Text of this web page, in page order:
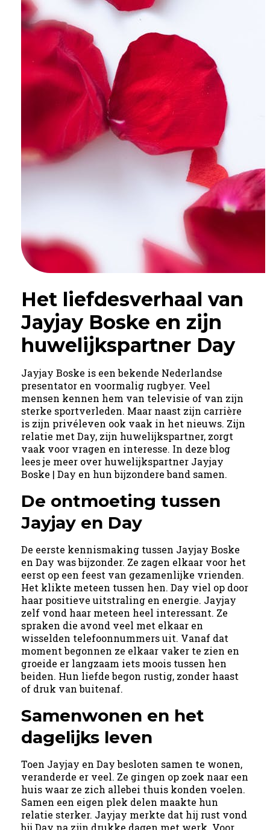
Het liefdesverhaal van
Jayjay Boske en zijn
huwelijkspartner Day
Jayjay Boske is een bekende Nederlandse
presentator en voormalig rugbyer. Veel
mensen kennen hem van televisie of van zijn
sterke sportverleden. Maar naast zijn carrière
is zijn privéleven ook vaak in het nieuws. Zijn
relatie met Day, zijn huwelijkspartner, zorgt
vaak voor vragen en interesse. In deze blog
lees je meer over huwelijkspartner Jayjay
Boske | Day en hun bijzondere band samen.
De ontmoeting tussen
Jayjay en Day
De eerste kennismaking tussen Jayjay Boske
en Day was bijzonder. Ze zagen elkaar voor het
eerst op een feest van gezamenlijke vrienden.
Het klikte meteen tussen hen. Day viel op door
haar positieve uitstraling en energie. Jayjay
zelf vond haar meteen heel interessant. Ze
spraken die avond veel met elkaar en
wisselden telefoonnummers uit. Vanaf dat
moment begonnen ze elkaar vaker te zien en
groeide er langzaam iets moois tussen hen
beiden. Hun liefde begon rustig, zonder haast
of druk van buitenaf.
Samenwonen en het
dagelijks leven
Toen Jayjay en Day besloten samen te wonen,
veranderde er veel. Ze gingen op zoek naar een
huis waar ze zich allebei thuis konden voelen.
Samen een eigen plek delen maakte hun
relatie sterker. Jayjay merkte dat hij rust vond
bij Day na zijn drukke dagen met werk. Voor